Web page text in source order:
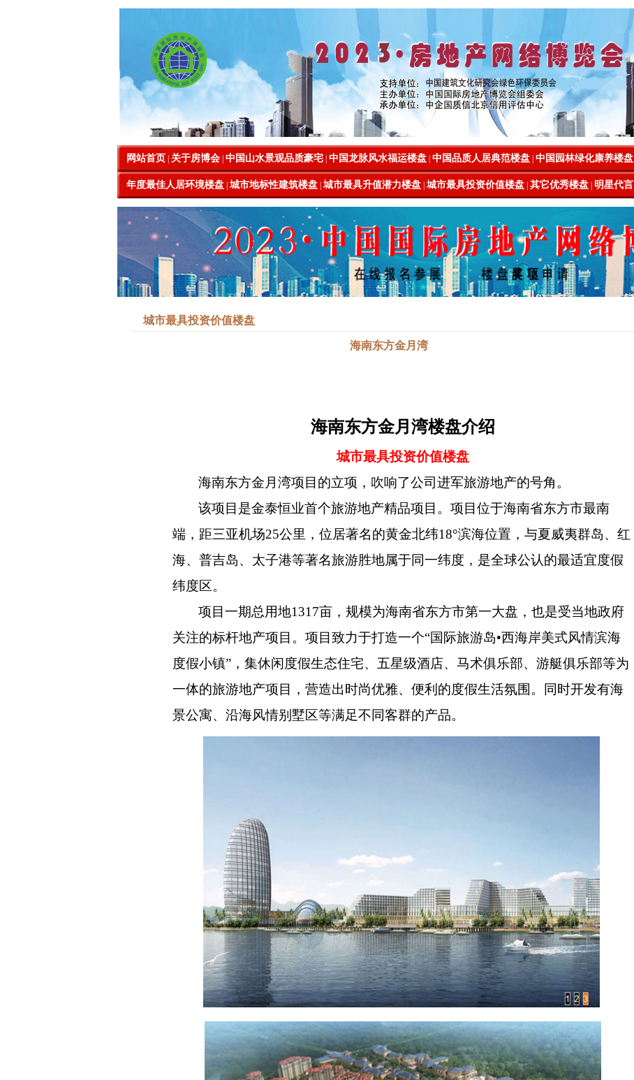
网站首页 关于房博会 中国山水景观品质豪宅 中国龙脉风水福运楼盘 中国品质人居典范楼盘 中国园林绿化康养楼盘
年度最佳人居环境楼盘 城市地标性建筑楼盘 城市最具升值潜力楼盘 城市最具投资价值楼盘 其它优秀楼盘 明星代言
城市最具投资价值楼盘
海南东方金月湾
海南东方金月湾楼盘介绍
城市最具投资价值楼盘
海南东方金月湾项目的立项，吹响了公司进军旅游地产的号角。
该项目是金泰恒业首个旅游地产精品项目。项目位于海南省东方市最南
端，距三亚机场25公里，位居著名的黄金北纬18°滨海位置，与夏威夷群岛、红
海、普吉岛、太子港等著名旅游胜地属于同一纬度，是全球公认的最适宜度假
纬度区。
项目一期总用地1317亩，规模为海南省东方市第一大盘，也是受当地政府
关注的标杆地产项目。项目致力于打造一个“国际旅游岛•西海岸美式风情滨海
度假小镇”，集休闲度假生态住宅、五星级酒店、马术俱乐部、游艇俱乐部等为
一体的旅游地产项目，营造出时尚优雅、便利的度假生活氛围。同时开发有海
景公寓、沿海风情别墅区等满足不同客群的产品。